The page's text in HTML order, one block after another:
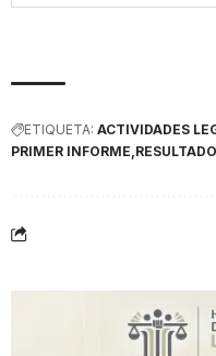
ETIQUETA: ACTIVIDADES
PRIMER INFORME